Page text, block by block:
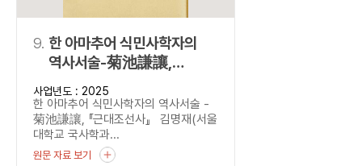
9. 한 아마추어 식민사학자의
역사서술-菊池謙讓,
『근대조선사』
사업년도 : 2025
한 아마추어 식민사학자의 역사서술 -
菊池謙讓, 『근대조선사』 김명재(서울
대학교 국사학과...
원문 자료 보기